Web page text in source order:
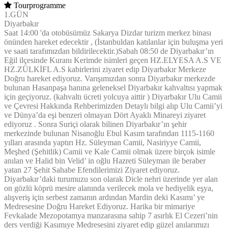
Tourprogramme
1.GÜN
Diyarbakır
Saat 14:00 'da otobüsümüz Sakarya Dizdar turizm merkez binası
önünden hareket edecektir , (İstanbuldan katılanlar için buluşma yeri
ve saati tarafımızdan bildirilecektir.)Sabah 08:50 de Diyarbakır’ın
Eğil ilçesinde Kuranı Kerimde isimleri geçen HZ.ELYESA A.S VE
HZ.ZÜLKİFL A.S kabirlerini ziyaret edip Diyarbakır Merkeze
Doğru hareket ediyoruz. Varışımızdan sonra Diyarbakır merkezde
bulunan Hasanpaşa hanına geleneksel Diyarbakır kahvaltısı yapmak
için geçiyoruz. (kahvaltı ücreti yolcuya aittir ) Diyarbakır Ulu Camii
ve Çevresi Hakkında Rehberimizden Detaylı bilgi alıp Ulu Camii’yi
ve Dünya’da eşi benzeri olmayan Dört Ayaklı Minareyi ziyaret
ediyoruz . Sonra Suriçi olarak bilinen Diyarbakır’ın şehir
merkezinde bulunan Nisanoğlu Ebul Kasım tarafından 1115-1160
yılları arasında yaptırı Hz. Süleyman Camii, Nasiriyye Camii,
Meşhed (Şehitlik) Camii ve Kale Camii olmak üzere birçok isimle
anılan ve Halid bin Velid’ in oğlu Hazreti Süleyman ile beraber
yatan 27 Şehit Sahabe Efendilerimizi Ziyaret ediyoruz.
Diyarbakır’daki turumuzu son olarak Dicle nehri üzerinde yer alan
on gözlü köprü mesire alanında verilecek mola ve hediyelik eşya,
alışveriş için serbest zamanın ardından Mardin deki Kasımı’ ye
Medresesine Doğru Hareket Ediyoruz. Harika bir mimariye
Fevkalade Mezopotamya manzarasına sahip 7 asırlık El Cezeri’nin
ders verdiği Kasımıye Medresesini ziyaret edip güzel anılarımızı